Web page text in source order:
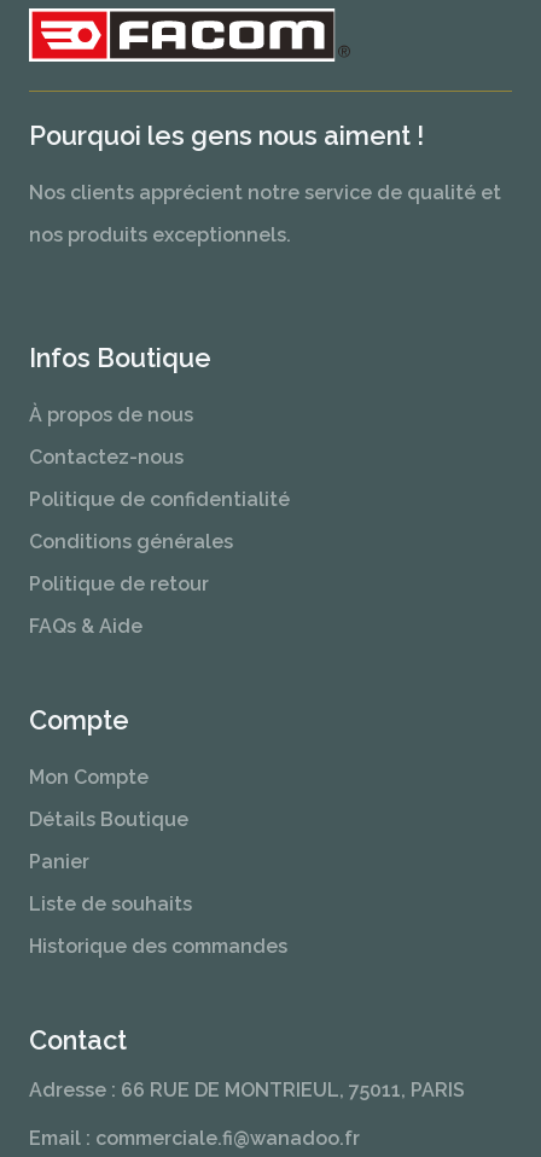
Pourquoi les gens nous aiment !
Nos clients apprécient notre service de qualité et
nos produits exceptionnels.
Infos Boutique
À propos de nous
Contactez-nous
Politique de confidentialité
Conditions générales
Politique de retour
FAQs & Aide
Compte
Mon Compte
Détails Boutique
Panier
Liste de souhaits
Historique des commandes
Contact
Adresse : 66 RUE DE MONTRIEUL, 75011, PARIS
Email : commerciale.fi@wanadoo.fr